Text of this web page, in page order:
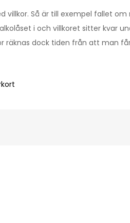
villkor. Så är till exempel fallet
i och villkoret sitter kvar
räknas dock tiden från att man